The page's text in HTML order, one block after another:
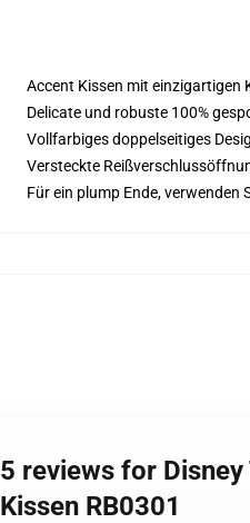
Accent Kissen mit einzigartigen
Delicate und robuste 100%
Vollfarbiges doppelseitiges
Versteckte
Für ein plump Ende, verwenden
5 reviews for
Kissen RB0301